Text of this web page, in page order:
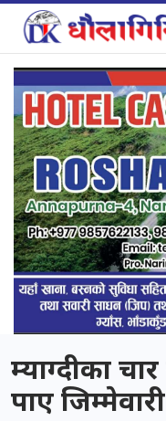
म्याग्दीका
पाए जिम्मेवारी